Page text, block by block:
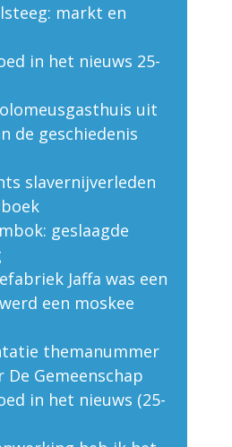
markt en
in het nieuws 25-
uit
de geschiedenis
slavernijverleden
geslaagde
Jaffa was een
een moskee
themanummer
Gemeenschap
in het nieuws (25-